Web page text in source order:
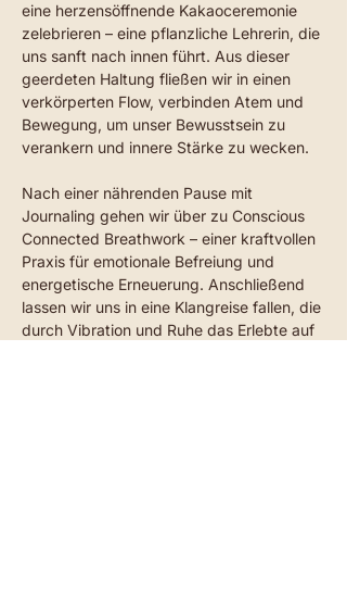
eine herzensöffnende Kakaoceremonie
zelebrieren – eine pflanzliche Lehrerin, die
uns sanft nach innen führt. Aus dieser
geerdeten Haltung fließen wir in einen
verkörperten Flow, verbinden Atem und
Bewegung, um unser Bewusstsein zu
verankern und innere Stärke zu wecken.
Nach einer nährenden Pause mit
Journaling gehen wir über zu Conscious
Connected Breathwork – einer kraftvollen
Praxis für emotionale Befreiung und
energetische Erneuerung. Anschließend
lassen wir uns in eine Klangreise fallen, die
durch Vibration und Ruhe das Erlebte auf